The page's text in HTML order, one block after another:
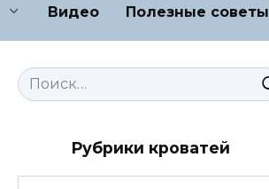
Видео Полезные советы
Search
for:
Рубрики кроватей